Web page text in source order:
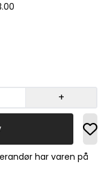
+
har varen på